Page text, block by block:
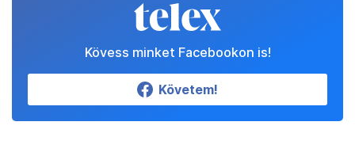
Kövess minket Facebookon is!
Követem!